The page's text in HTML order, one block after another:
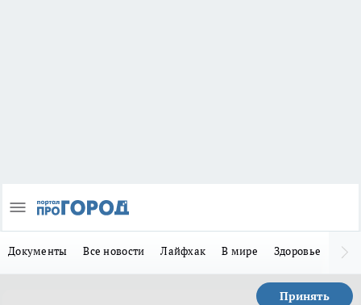
Документы Все новости Лайфхак В мире Здоровье
Принять